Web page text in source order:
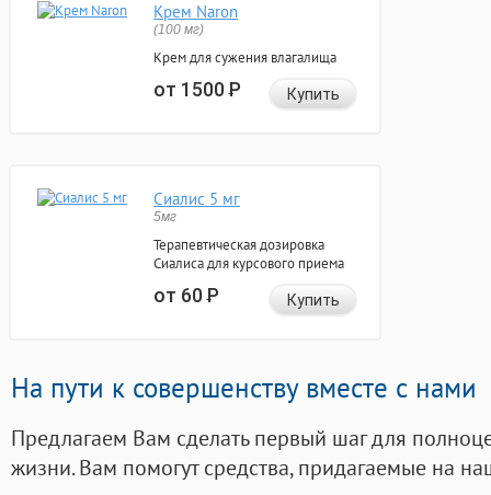
Крем Naron
(100 мг)
Крем для сужения влагалища
от 1500Р Купить
Сиалис 5 мг
5мг
Терапевтическая дозировка
Сиалиса для курсового приема
от 60Р Купить
На пути к совершенству вместе с нами
Предлагаем Вам сделать первый шаг для
жизни. Вам помогут средства, придагаемые на